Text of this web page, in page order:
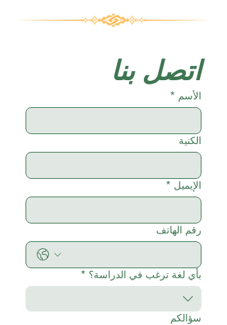
اتصل بنا
الأسم *
الكنية
الإيميل *
رقم الهاتف
بأي لغة ترغب في الدراسة؟ *
سؤالكم